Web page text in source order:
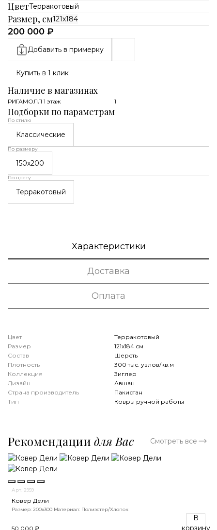
ЦветТерракотовый
Размер, см121x184
200 000 ₽
Добавить в примерку
Купить в 1 клик
Наличие в магазинах
РИГАМОЛЛ 1 этаж 1
Подборки по параметрам
По стилю
Классические
По размеру
150x200
По цвету
Терракотовый
Характеристики
Доставка
Оплата
Цвет
Терракотовый
Размер
121x184 см
Состав
Шерсть
Плотность
300 тыс. узлов/кв.м
Коллекция
Зиглер
Дизайн
Авшан
Страна производитель
Пакистан
Тип
Ковры ручной работы
Рекомендации для Вас Смотреть все
Арт. 2959
Ковер Дели
Размер: 200х300 Материал: Полиэстер/Хлопок
50 000 ₽
В
корзину